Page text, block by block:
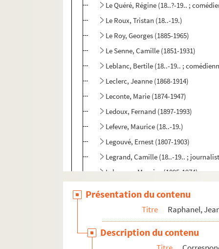
Le Quéré, Régine (18..?-19.. ;
Le Roux, Tristan (18..-19.)
Le Roy, Georges (1885-1965)
Le Senne, Camille (1851-1931)
Leblanc, Bertile (18..-19.. ;
Leclerc, Jeanne (1868-1914)
Leconte, Marie (1874-1947)
Ledoux, Fernand (1897-1993)
Lefevre, Maurice (18..-19.)
Legouvé, Ernest (1807-1903)
Legrand, Camille (18..-19.. ;
Lehmann, Maurice (1895-1974)
Lemonnier, Meg (1905-1988)
Présentation du contenu
Titre Raphanel,
Description du contenu